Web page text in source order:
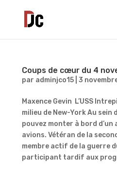
Coups de cœur du 4
par adminjco15| 3
Maxence Gevin L’USS
milieu de New-York Au sein
pouvez monter à bord
avions. Vétéran de la
membre actif de la guerre
participant tardif aux